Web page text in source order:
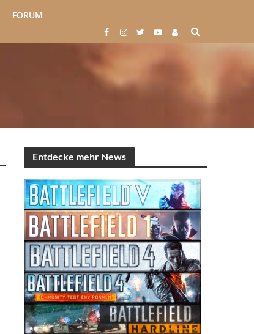
FORUM
Entdecke mehr News